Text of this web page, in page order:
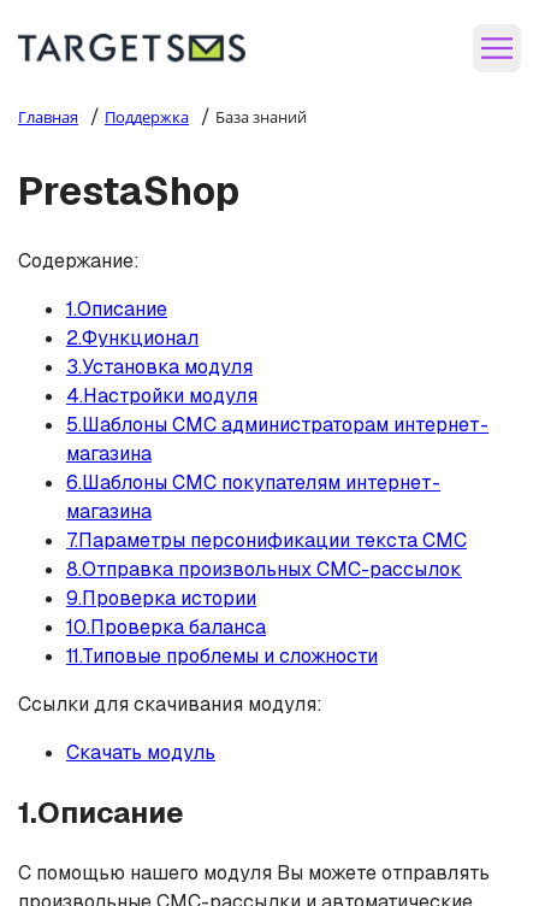
Главная / Поддержка / База знаний
PrestaShop
Содержание:
1.Описание
2.Функционал
3.Установка модуля
4.Настройки модуля
5.Шаблоны СМС администраторам интернет-
магазина
6.Шаблоны СМС покупателям интернет-
магазина
7.Параметры персонификации текста СМС
8.Отправка произвольных СМС-рассылок
9.Проверка истории
10.Проверка баланса
11.Типовые проблемы и сложности
Ссылки для скачивания модуля:
Скачать модуль
1.Описание
С помощью нашего модуля Вы можете отправлять